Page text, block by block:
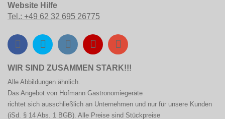
Website Hilfe
Tel.: +49 62 32 695 26775
WIR SIND ZUSAMMEN STARK!!!
Alle Abbildungen ähnlich.
Das Angebot von Hofmann Gastronomiegeräte
richtet sich ausschließlich an Unternehmen und nur für unsere Kunden
(iSd. § 14 Abs. 1 BGB). Alle Preise sind Stückpreise